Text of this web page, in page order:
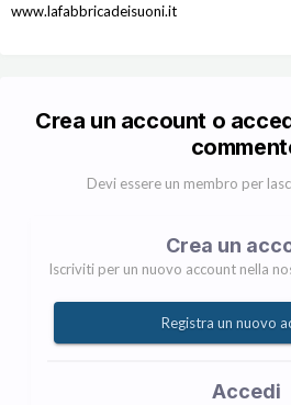
www.lafabbricadeisuoni.it
Crea un account o
Devi essere un membro per
Crea un
Iscriviti per un nuovo account nella
Registra un nuovo
Accedi